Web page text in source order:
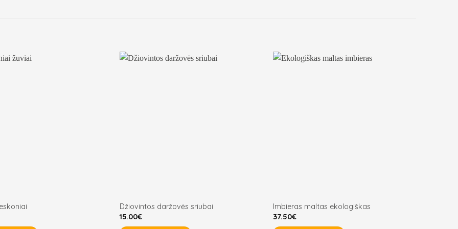
Džiovintos daržovės sriubai
15.00€
Imbieras maltas ekologiškas
37.50€